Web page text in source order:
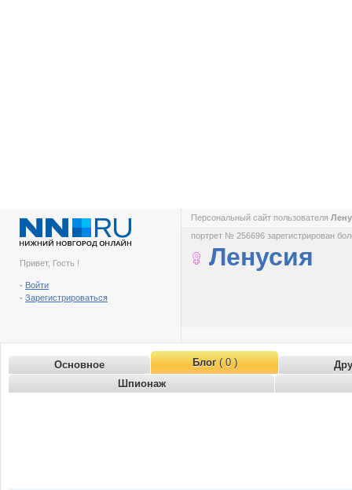
Привет, Гость !
- Войти
- Зарегистрироваться
Персональный сайт пользователя
портрет № 256696 зарегистрирован
Ленусия
Основное Блог( 0 )
Шпионаж